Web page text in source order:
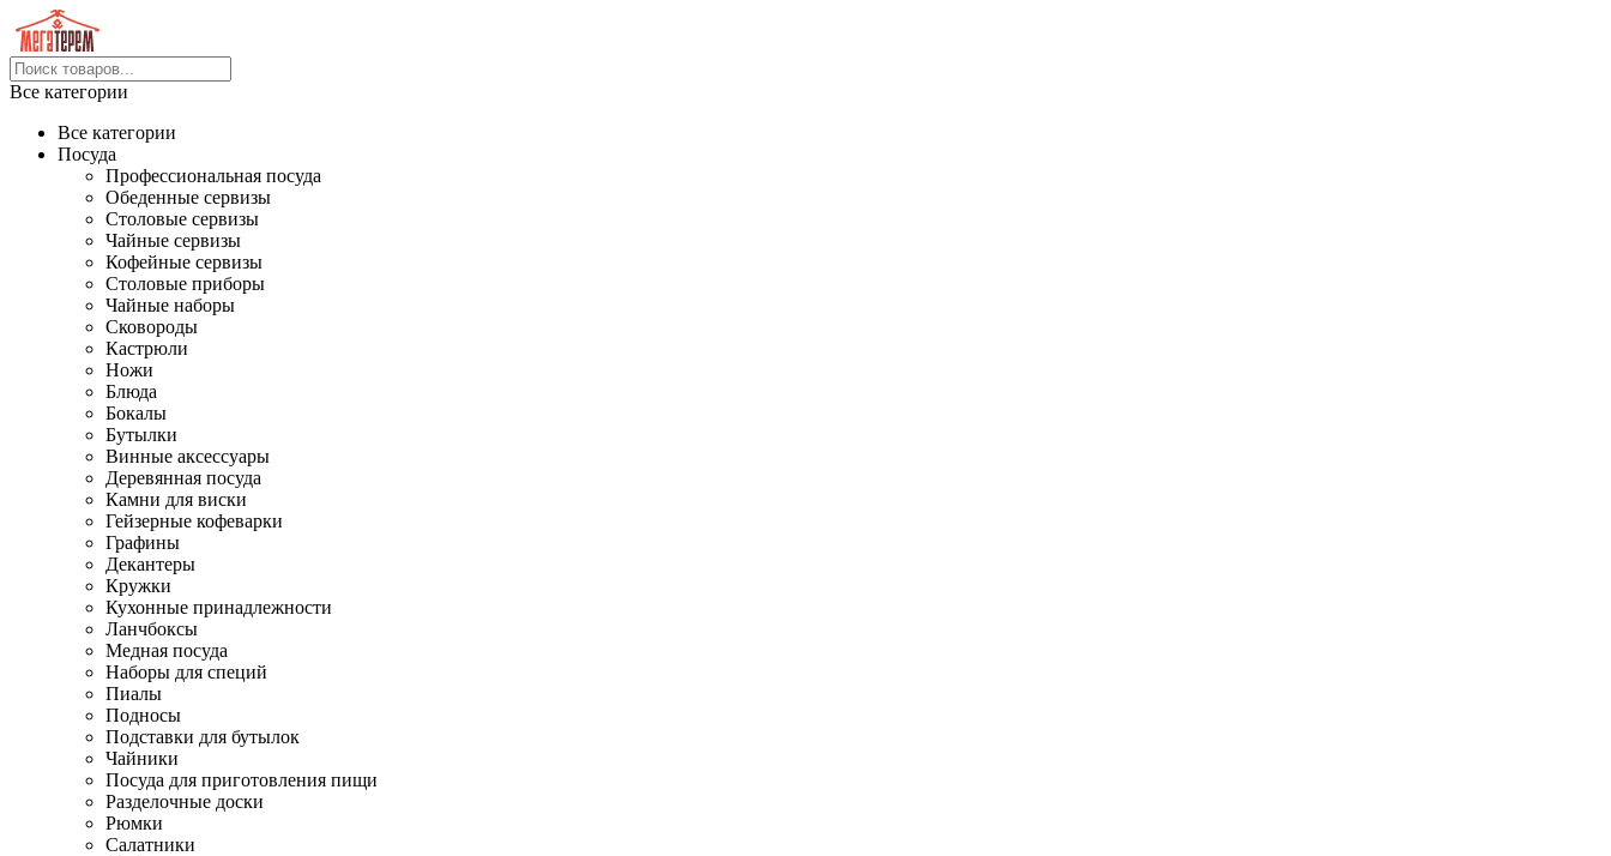
Все категории
Все категории
Посуда
Профессиональная посуда
Обеденные сервизы
Столовые сервизы
Чайные сервизы
Кофейные сервизы
Столовые приборы
Чайные наборы
Сковороды
Кастрюли
Ножи
Блюда
Бокалы
Бутылки
Винные аксессуары
Деревянная посуда
Камни для виски
Гейзерные кофеварки
Графины
Декантеры
Кружки
Кухонные принадлежности
Ланчбоксы
Медная посуда
Наборы для специй
Пиалы
Подносы
Подставки для бутылок
Чайники
Посуда для приготовления пищи
Разделочные доски
Рюмки
Салатники